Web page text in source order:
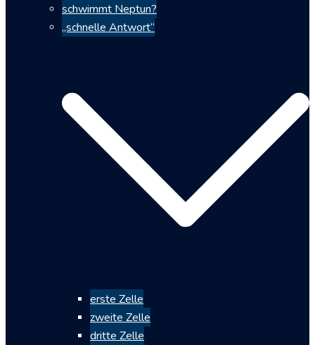
schwimmt Neptun?
„schnelle Antwort“
erste Zelle
zweite Zelle
dritte Zelle